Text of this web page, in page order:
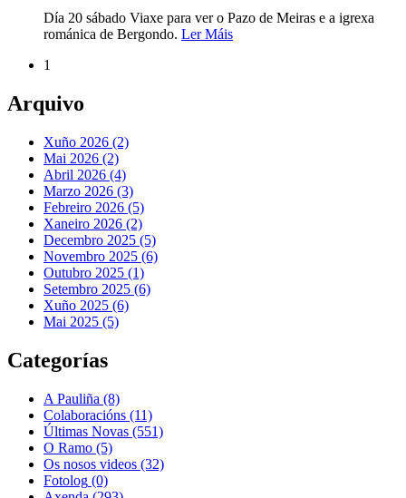
Día 20 sábado Viaxe para ver o Pazo de Meiras e a igrexa
románica de Bergondo. Ler Máis
1
Arquivo
Xuño 2026 (2)
Mai 2026 (2)
Abril 2026 (4)
Marzo 2026 (3)
Febreiro 2026 (5)
Xaneiro 2026 (2)
Decembro 2025 (5)
Novembro 2025 (6)
Outubro 2025 (1)
Setembro 2025 (6)
Xuño 2025 (6)
Mai 2025 (5)
Categorías
A Pauliña (8)
Colaboracións (11)
Últimas Novas (551)
O Ramo (5)
Os nosos videos (32)
Fotolog (0)